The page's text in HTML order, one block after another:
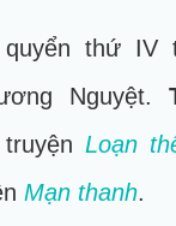
thứ IV
Nguyệt.
Loạn
Mạn thanh.